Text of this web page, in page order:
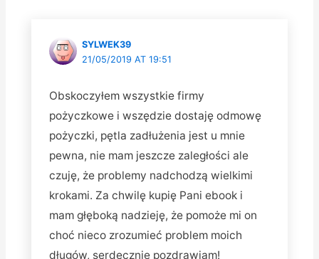
SYLWEK39
21/05/2019 AT 19:51
Obskoczyłem wszystkie firmy
pożyczkowe i wszędzie dostaję odmowę
pożyczki, pętla zadłużenia jest u mnie
pewna, nie mam jeszcze zaległości ale
czuję, że problemy nadchodzą wielkimi
krokami. Za chwilę kupię Pani ebook i
mam głęboką nadzieję, że pomoże mi on
choć nieco zrozumieć problem moich
długów, serdecznie pozdrawiam!